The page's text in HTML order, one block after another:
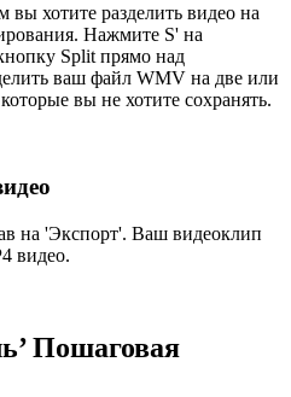
хотите разделить видео на
Нажмите S' на
Split прямо над
ваш файл WMV на две или
вы не хотите сохранять.
на 'Экспорт'. Ваш видеоклип
видео.
Пошаговая